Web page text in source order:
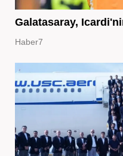
Galatasaray,
Haber7